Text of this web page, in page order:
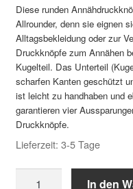
Diese runden
Allrounder, denn sie eignen
Alltagsbekleidung oder zur
Druckknöpfe zum Annähen
Kugelteil. Das Unterteil
scharfen Kanten geschützt
ist leicht zu handhaben und
garantieren vier
Druckknöpfe.
Lieferzeit: 3-5 Tage
In den